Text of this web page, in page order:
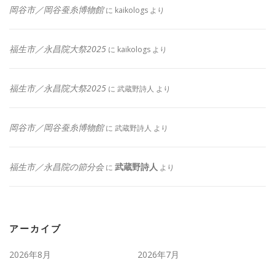
岡谷市／岡谷蚕糸博物館に kaikologs より
福生市／永昌院大祭2025 に kaikologs より
福生市／永昌院大祭2025 に 武蔵野詩人 より
岡谷市／岡谷蚕糸博物館に 武蔵野詩人 より
福生市／永昌院の節分会に 武蔵野詩人 より
アーカイブ
2026年8月
2026年7月